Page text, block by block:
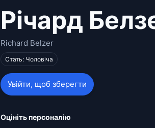
Річард
Richard Belzer
Стать: Чоловіча
Увійти, щоб зберегти
Оцініть персоналію